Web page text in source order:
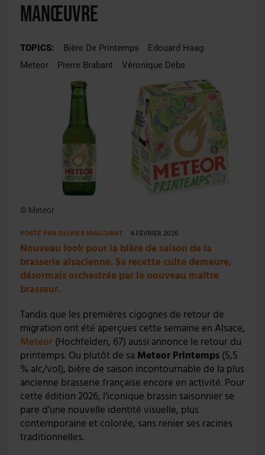
manœuvre
TOPICS: Bière De Printemps
Edouard Haag
Meteor
Pierre Brabant Véronique Debs
© Meteor
POSTÉ PAROLIVIER MALCURAT 6 FÉVRIER 2026
Nouveau look pour la bière de saison de la
brasserie alsacienne. Sa recette culte demeure,
désormais orchestrée par le nouveau maître
brasseur.
Tandis que les premières cigognes de retour de
migration ont été aperçues cette semaine en Alsace,
Meteor(Hochfelden, 67) aussi annonce le retour du
printemps. Ou plutôt de sa Meteor Printemps(5,5
% alc/vol), bière de saison incontournable de la plus
ancienne brasserie française encore en activité. Pour
cette édition 2026, l’iconique brassin saisonnier se
pare d’une nouvelle identité visuelle, plus
contemporaine et colorée, sans renier ses racines
traditionnelles.